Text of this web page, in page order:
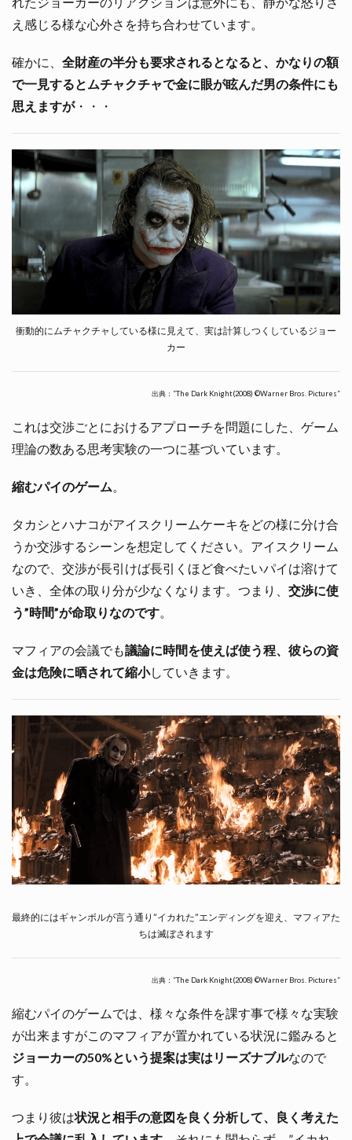
え感じる様な心外さを持ち合わせています。
確かに、 全財産の半分も要求されるとなると、かなりの額
で一見するとムチャクチャで金に眼が眩んだ男の条件にも
思えますが・・・
衝動的にムチャクチャしている様に見えて、実は計算しつくしているジョー
カー
出典：”The Dark Knight(2008) ©Warner Bros. Pictures”
これは交渉ごとにおけるアプローチを問題にした、ゲーム
理論の数ある思考実験の一つに基づいています。
縮むパイのゲーム。
タカシとハナコがアイスクリームケーキをどの様に分け合
うか交渉するシーンを想定してください。アイスクリーム
なので、交渉が長引けば長引くほど食べたいパイは溶けて
いき、全体の取り分が少なくなります。つまり、 交渉に使
う”時間”が命取りなのです。
マフィアの会議でも議論に時間を使えば使う程、彼らの資
金は危険に晒されて縮小していきます。
最終的にはギャンボルが言う通り”イカれた”エンディングを迎え、マフィアた
ちは滅ぼされます
出典：”The Dark Knight(2008) ©Warner Bros. Pictures”
縮むパイのゲームでは、様々な条件を課す事で様々な実験
が出来ますがこのマフィアが置かれている状況に鑑みると
ジョーカーの50%という提案は実はリーズナブルなので
す。
つまり彼は状況と相手の意図を良く分析して、良く考えた